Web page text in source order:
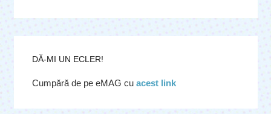
DĂ-MI UN ECLER!
Cumpără de pe eMAG cu acest link